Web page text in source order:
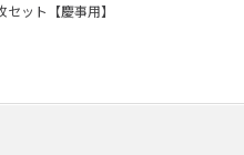
ット【慶事用】